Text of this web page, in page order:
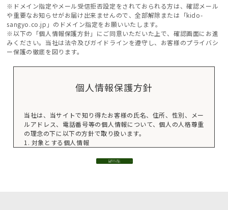
※ドメイン指定やメール受信拒否設定をされておられる方は、確認メール
や重要なお知らせがお届け出来ませんので、全部解除または「kido-
sangyo.co.jp」のドメイン指定をお願いいたします。
※以下の「個人情報保護方針」にご同意いただいた上で、確認画面にお進
みください。当社は法令及びガイドラインを遵守し、お客様のプライバシ
ー保護の徹底を図ります。
個人情報保護方針
当社は、当サイトで知り得たお客様の氏名、住所、性別、メー
ルアドレス、電話番号等の個人情報について、個人の人格尊重
の理念の下に以下の方針で取り扱います。
1. 対象とする個人情報
する氏名、住所、性別、メールアドレス、電話番号等をいいま